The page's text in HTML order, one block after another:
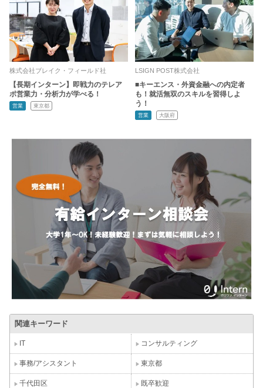
株式会社ブレイク・フィールド社
【長期インターン】即戦力のテレア
ポ営業力・分析力が学べる！
営業 東京都
LSIGN POST株式会社
■キーエンス・外資金融への内定者
も！就活無双のスキルを習得しよ
う！
営業 大阪府
関連キーワード
IT コンサルティング
事務/アシスタント 東京都
千代田区 既卒歓迎